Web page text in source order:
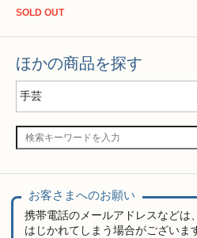
SOLD OUT
ほかの商品を探す
お客さまへのお願い
携帯電話のメールアドレスなどは
はじかれてしまう場合がございま